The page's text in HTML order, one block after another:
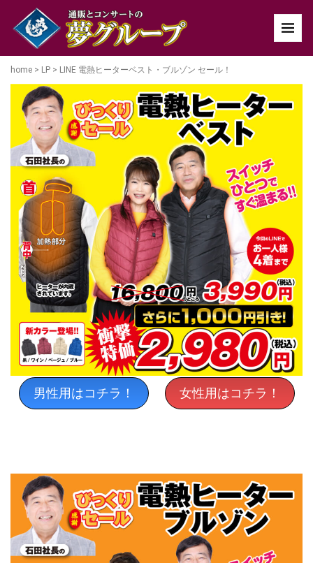
home > LP > LINE 電熱ヒーターベスト・ブルゾン セール！
男性用はコチラ！ 女性用はコチラ！